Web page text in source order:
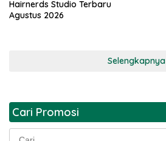
Hairnerds Studio Terbaru
Agustus 2026
Selengkapnya
Cari Promosi